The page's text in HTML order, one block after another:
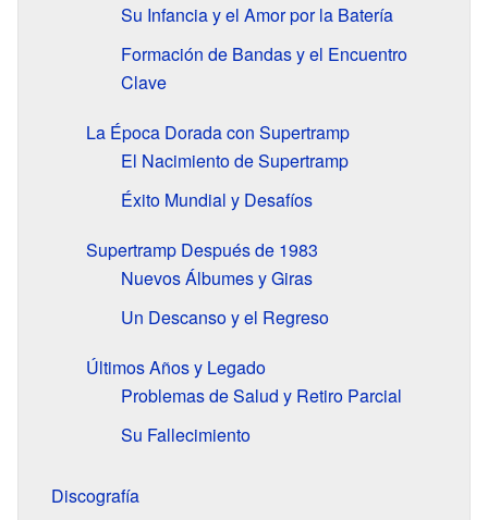
Su Infancia y el Amor por la Batería
Formación de Bandas y el Encuentro
Clave
La Época Dorada con Supertramp
El Nacimiento de Supertramp
Éxito Mundial y Desafíos
Supertramp Después de 1983
Nuevos Álbumes y Giras
Un Descanso y el Regreso
Últimos Años y Legado
Problemas de Salud y Retiro Parcial
Su Fallecimiento
Discografía